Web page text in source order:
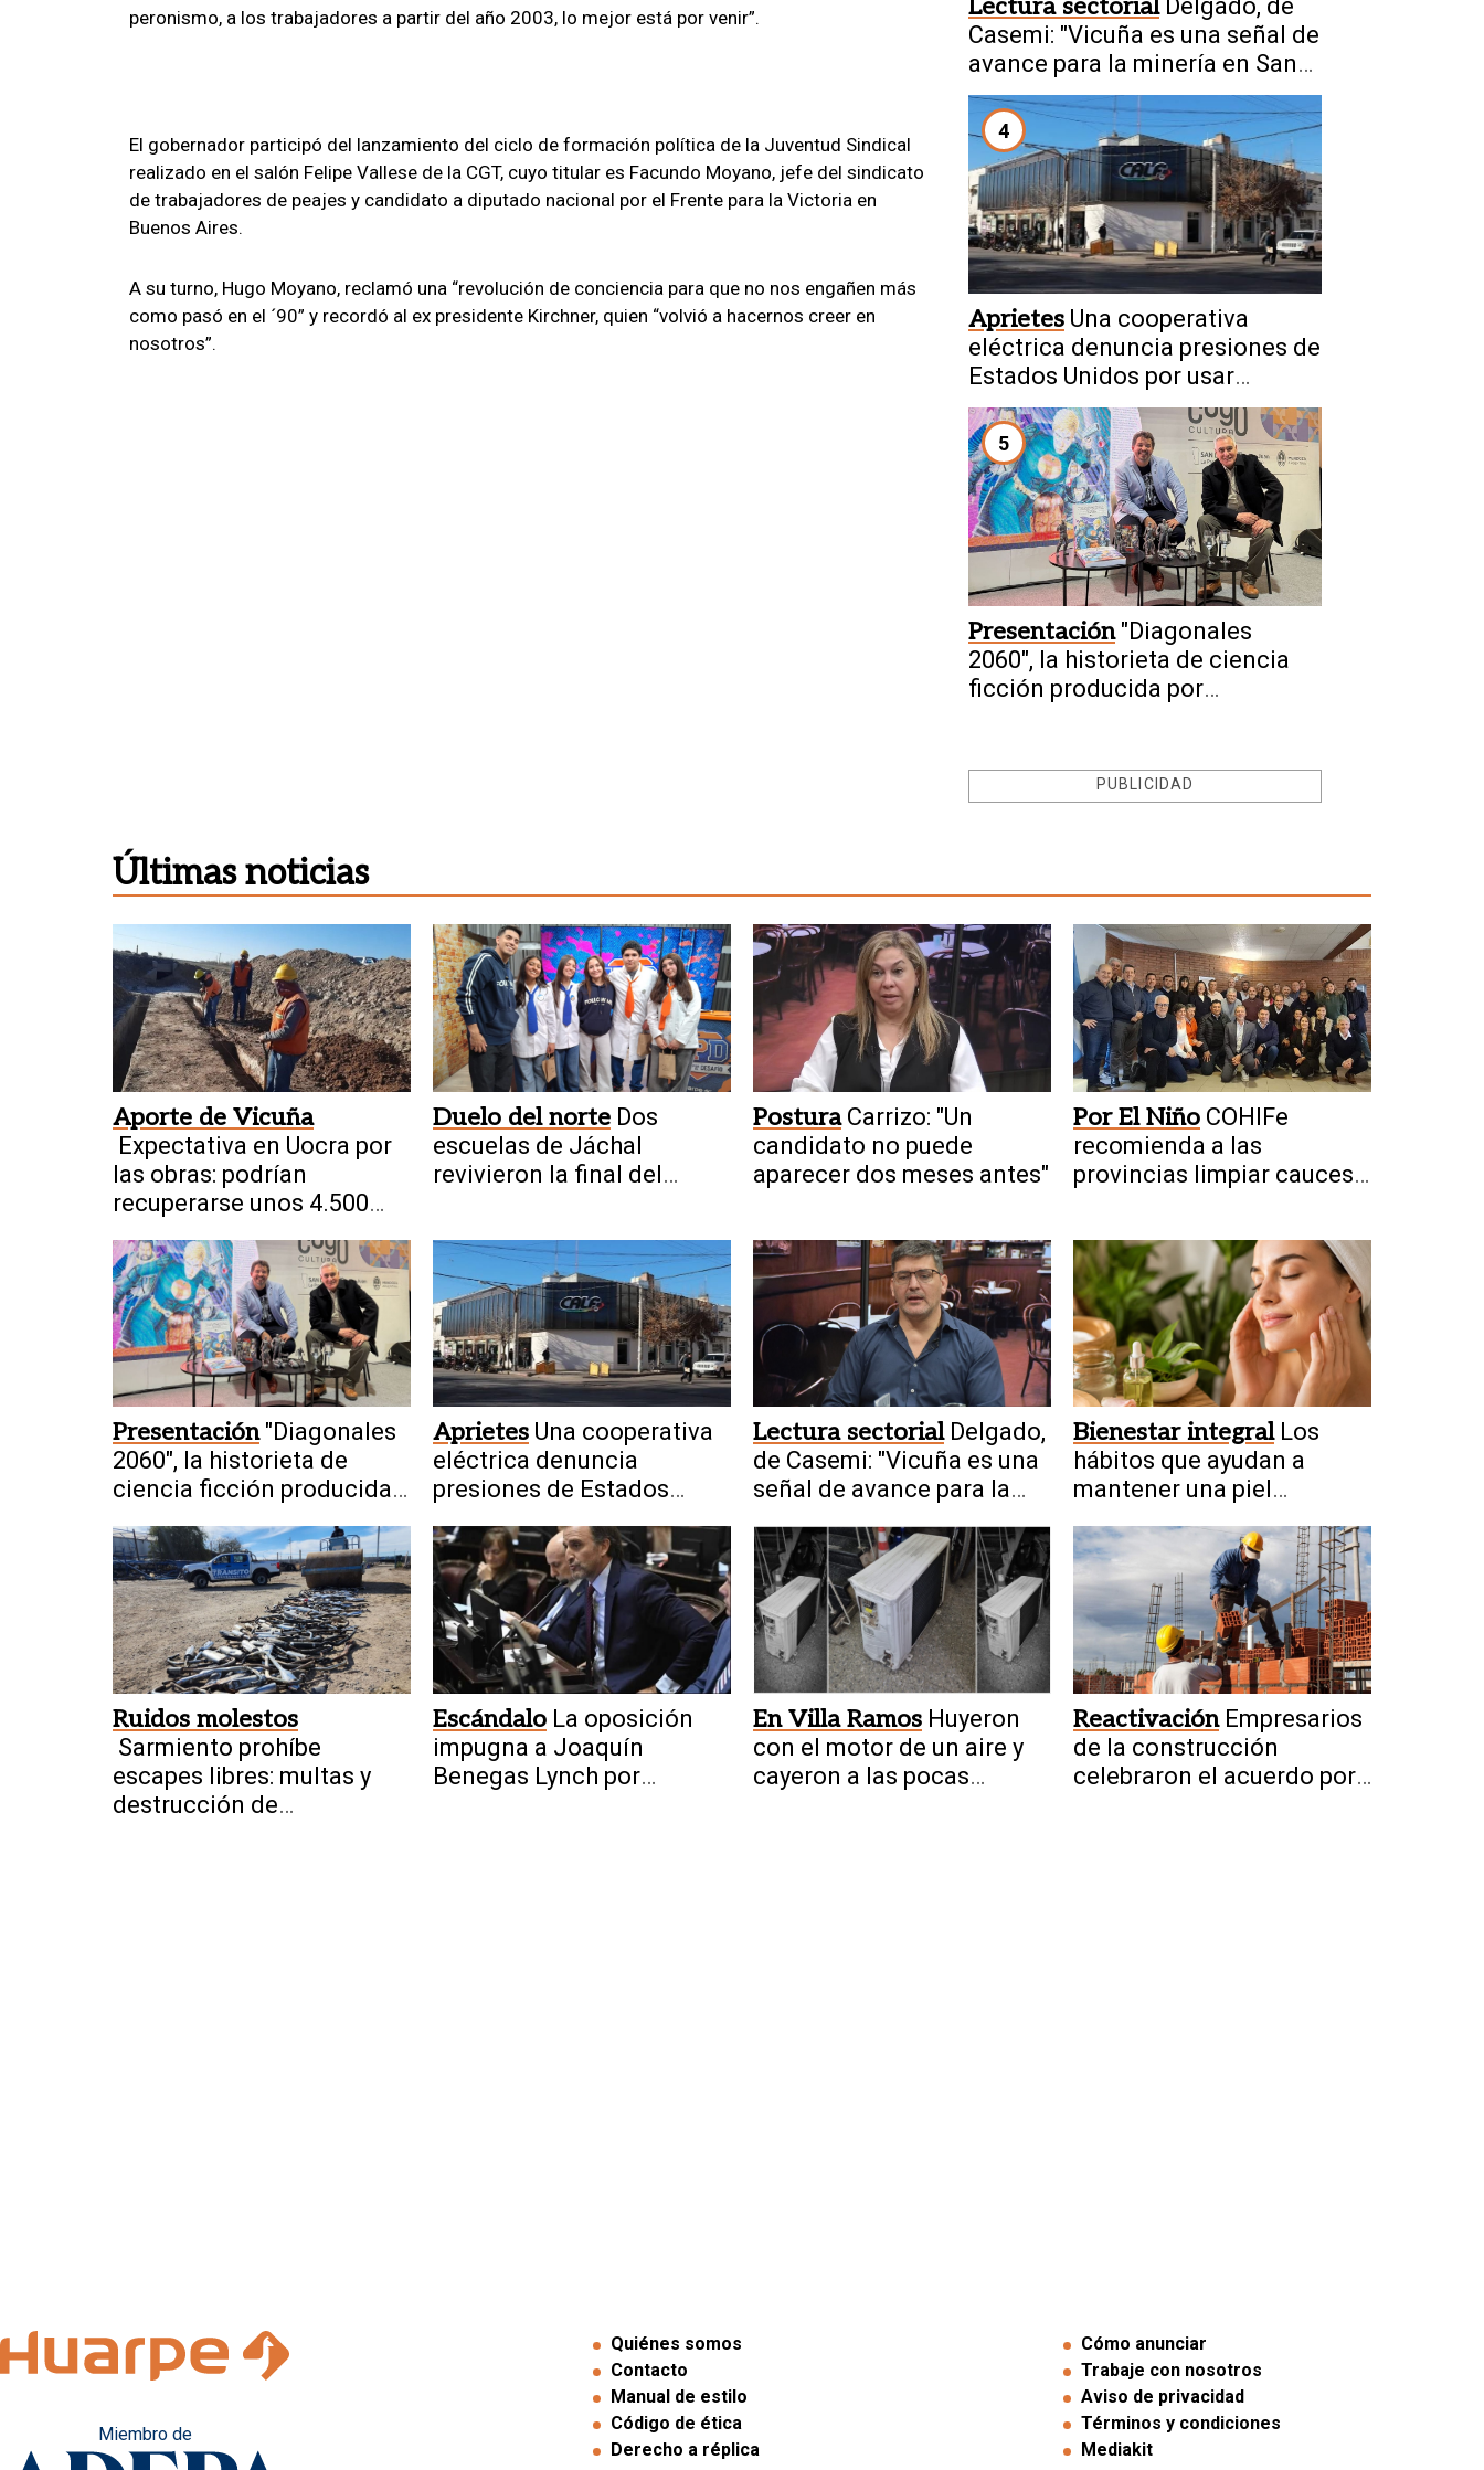
peronismo, a los trabajadores a partir del año 2003, lo mejor está por venir”.
El gobernador participó del lanzamiento del ciclo de formación política de la Juventud Sindical
realizado en el salón Felipe Vallese de la CGT, cuyo titular es Facundo Moyano, jefe del sindicato
de trabajadores de peajes y candidato a diputado nacional por el Frente para la Victoria en
Buenos Aires.
A su turno, Hugo Moyano, reclamó una “revolución de conciencia para que no nos engañen más
como pasó en el ´90” y recordó al ex presidente Kirchner, quien “volvió a hacernos creer en
nosotros”.
Lectura sectorial Delgado, de
Casemi: "Vicuña es una señal de
avance para la minería en San
Juan"
4
Aprietes Una cooperativa
eléctrica denuncia presiones de
Estados Unidos por usar
tecnología china
5
Presentación "Diagonales
2060", la historieta de ciencia
ficción producida por
PUBLICIDAD
Últimas noticias
Aporte de Vicuña
Expectativa en Uocra por
las obras: podrían
recuperarse unos 4.500
Duelo del norte Dos
escuelas de Jáchal
revivieron la final del
Postura Carrizo: "Un
candidato no puede
aparecer dos meses antes"
Por El Niño COHIFe
recomienda a las
provincias limpiar cauces y
Presentación "Diagonales
2060", la historieta de
ciencia ficción producida
luz
Aprietes Una cooperativa
eléctrica denuncia
presiones de Estados
china
Lectura sectorial Delgado,
de Casemi: "Vicuña es una
señal de avance para la
Bienestar integral Los
hábitos que ayudan a
mantener una piel
natural
Ruidos molestos
Sarmiento prohíbe
escapes libres: multas y
destrucción de
Escándalo La oposición
impugna a Joaquín
Benegas Lynch por
En Villa Ramos Huyeron
con el motor de un aire y
cayeron a las pocas
Reactivación Empresarios
de la construcción
celebraron el acuerdo por
Miembro de
Quiénes somos
Contacto
Manual de estilo
Código de ética
Derecho a réplica
Cómo anunciar
Trabaje con nosotros
Aviso de privacidad
Términos y condiciones
Mediakit